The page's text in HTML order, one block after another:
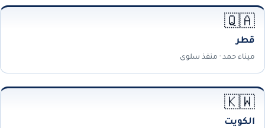
🇶🇦
قطر
ميناء حمد · منفذ سلوى
🇰🇼
الكويت